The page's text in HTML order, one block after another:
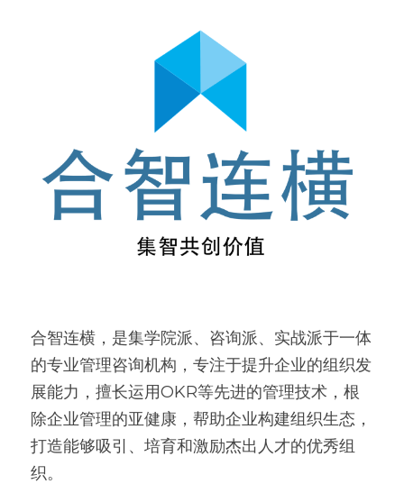
合智连横，是集学院派、咨询派、实战派于一体
的专业管理咨询机构，专注于提升企业的组织发
展能力，擅长运用OKR等先进的管理技术，根
除企业管理的亚健康，帮助企业构建组织生态，
打造能够吸引、培育和激励杰出人才的优秀组
织。